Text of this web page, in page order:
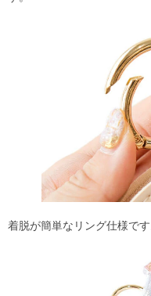
着脱が簡単なリング仕様です